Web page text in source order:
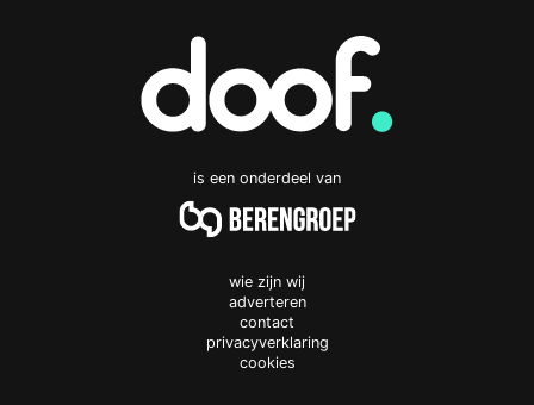
is een onderdeel van
wie zijn wij
adverteren
contact
privacyverklaring
cookies